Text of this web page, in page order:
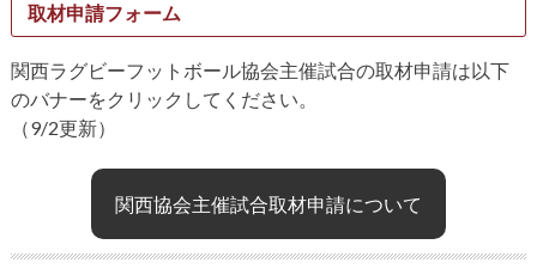
取材申請フォーム
関西ラグビーフットボール協会主催試合の取材申請は以下
のバナーをクリックしてください。
（9/2更新）
関西協会主催試合取材申請について